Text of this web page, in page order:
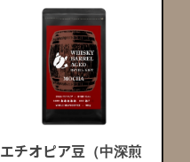
エチオピア豆（中深煎